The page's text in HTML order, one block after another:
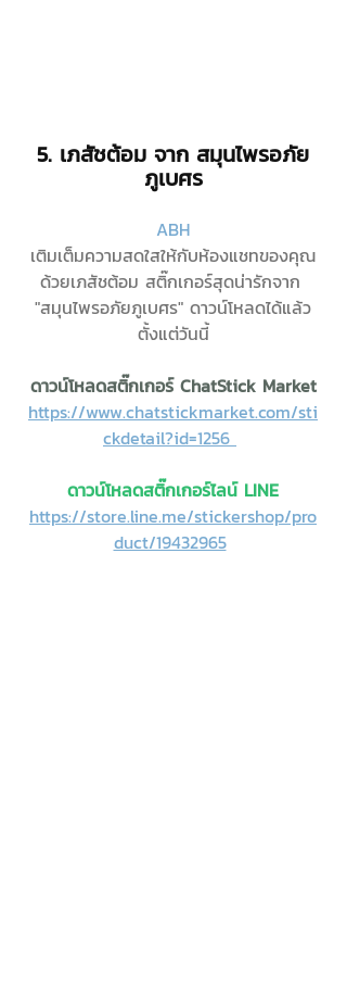
5. เภสัชต้อม จาก สมุนไพรอภัย
ภูเบศร
ABH
เติมเต็มความสดใสให้กับห้องแชทของคุณ
ด้วยเภสัชต้อม สติ๊กเกอร์สุดน่ารักจาก
"สมุนไพรอภัยภูเบศร" ดาวน์โหลดได้แล้ว
ตั้งแต่วันนี้
ดาวน์โหลดสติ๊กเกอร์ ChatStick Market
https://www.chatstickmarket.com/sti
ckdetail?id=1256
ดาวน์โหลดสติ๊กเกอร์ไลน์ LINE
https://store.line.me/stickershop/pro
duct/19432965